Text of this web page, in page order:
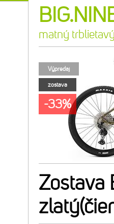
matný
Výpredaj
zostava
-33%
Zostava